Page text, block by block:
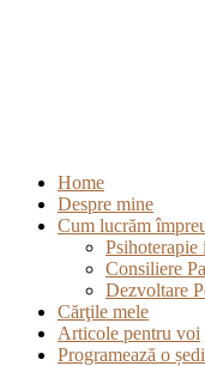
Home
Despre mine
Cum lucrăm
Consiliere
Dezvoltare
Cărţile mele
Articole pentru voi
Programează o